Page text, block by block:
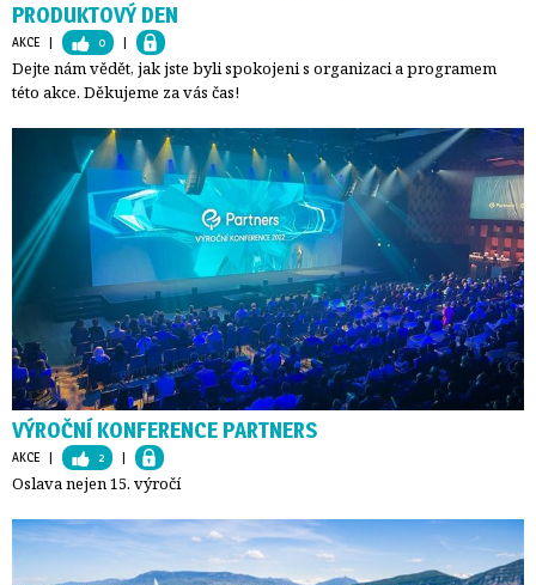
PRODUKTOVÝ DEN
AKCE | 0 |
Dejte nám vědět, jak jste byli spokojeni s organizaci a programem
této akce. Děkujeme za vás čas!
VÝROČNÍ KONFERENCE PARTNERS
AKCE | 2 |
Oslava nejen 15. výročí